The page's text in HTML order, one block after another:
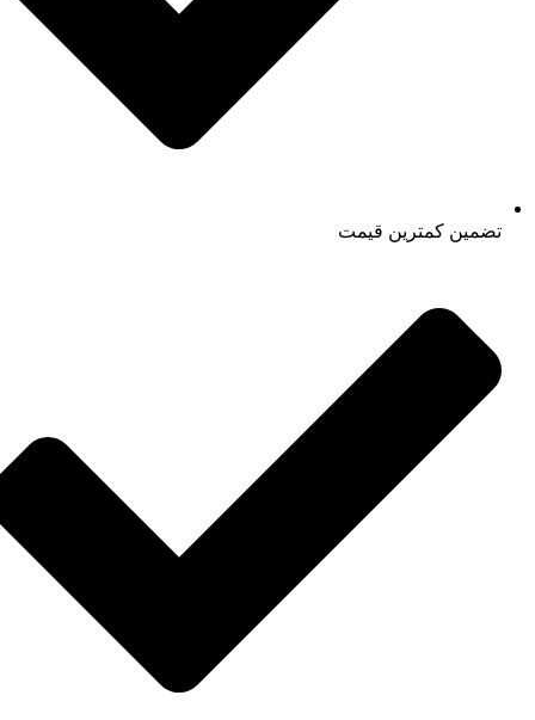
تضمین کمترین قیمت